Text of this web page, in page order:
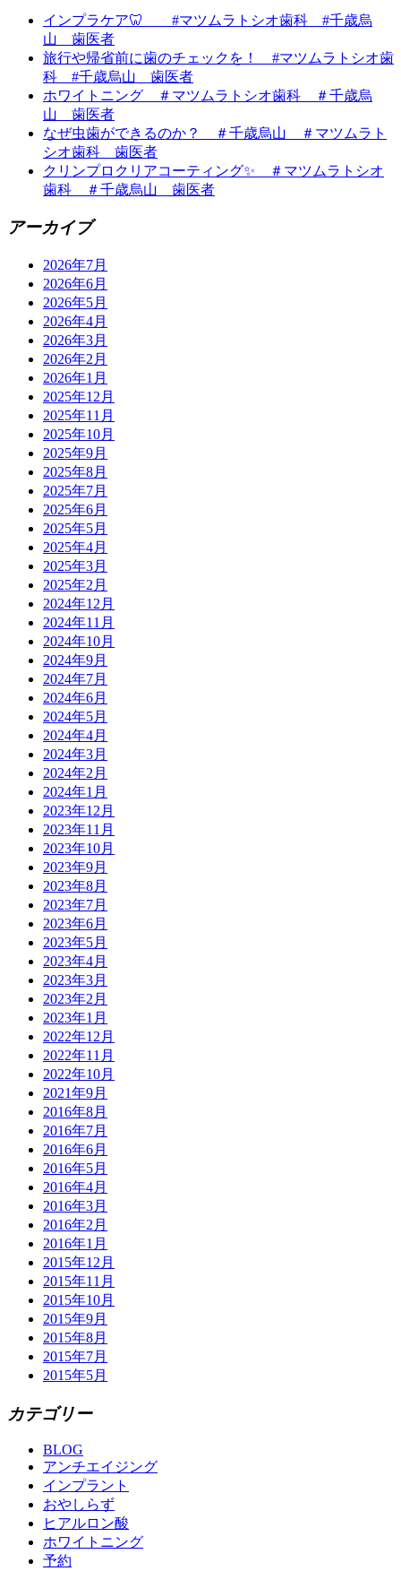
インプラケア🦷 #マツムラトシオ歯科 #千歳烏
山 歯医者
旅行や帰省前に歯のチェックを！ #マツムラトシオ歯
科 #千歳烏山 歯医者
ホワイトニング ＃マツムラトシオ歯科 ＃千歳烏
山 歯医者
なぜ虫歯ができるのか？ ＃千歳烏山 ＃マツムラト
シオ歯科 歯医者
クリンプロクリアコーティング✨ ＃マツムラトシオ
歯科 ＃千歳烏山 歯医者
アーカイブ
2026年7月
2026年6月
2026年5月
2026年4月
2026年3月
2026年2月
2026年1月
2025年12月
2025年11月
2025年10月
2025年9月
2025年8月
2025年7月
2025年6月
2025年5月
2025年4月
2025年3月
2025年2月
2024年12月
2024年11月
2024年10月
2024年9月
2024年7月
2024年6月
2024年5月
2024年4月
2024年3月
2024年2月
2024年1月
2023年12月
2023年11月
2023年10月
2023年9月
2023年8月
2023年7月
2023年6月
2023年5月
2023年4月
2023年3月
2023年2月
2023年1月
2022年12月
2022年11月
2022年10月
2021年9月
2016年8月
2016年7月
2016年6月
2016年5月
2016年4月
2016年3月
2016年2月
2016年1月
2015年12月
2015年11月
2015年10月
2015年9月
2015年8月
2015年7月
2015年5月
カテゴリー
BLOG
アンチエイジング
インプラント
おやしらず
ヒアルロン酸
ホワイトニング
予約